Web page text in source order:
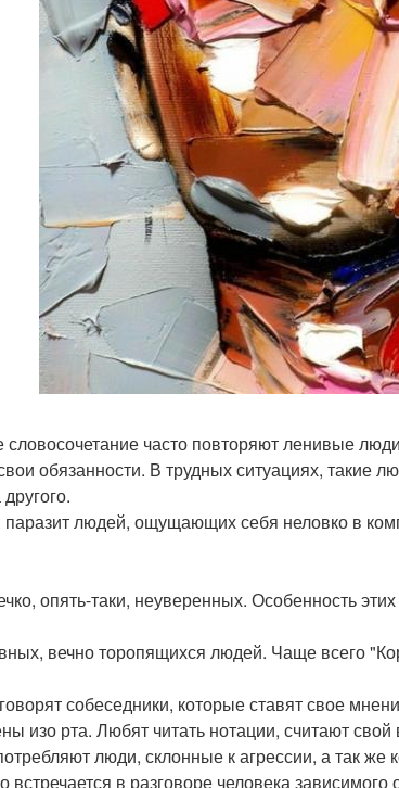
часто повторяют ленивые
обязанности. В трудных ситуациях, такие
людей, ощущающих себя неловко в
опять-таки, неуверенных. Особенность
вечно торопящихся людей. Чаще всего
собеседники, которые ставят свое
изо рта. Любят читать нотации, считают
люди, склонные к агрессии, а так же
встречается в разговоре человека